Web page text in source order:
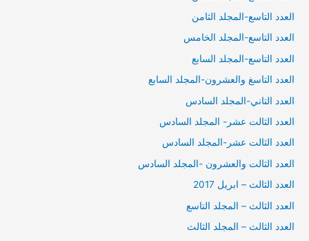
العدد التاسع-المجلد الثامن
العدد التاسع-المجلد الخامس
العدد التاسع-المجلد السابع
العدد التاسغ والعشرون-المجلد السابع
العدد التاني-المجلد السادس
العدد الثالت عشر- المجلد السادس
العدد الثالت عشر-المجلد السادس
العدد الثالت والعشرون -المجلد السادس
العدد الثالث – ابريل 2017
العدد الثالث – المجلد التاسع
العدد الثالث – المجلد الثالث